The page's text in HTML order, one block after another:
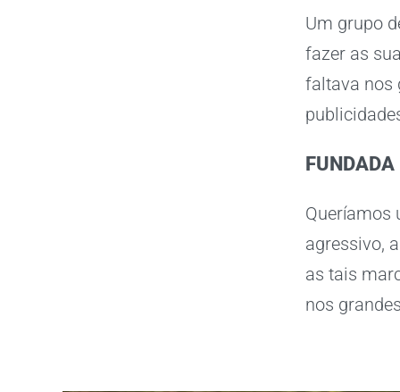
Um grupo
fazer as
faltava nos
Queríamos
agressivo,
as tais
nos